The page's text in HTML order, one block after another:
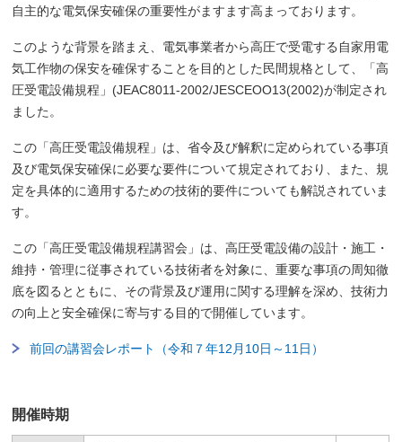
自主的な電気保安確保の重要性がますます高まっております。
このような背景を踏まえ、電気事業者から高圧で受電する自家用電
気工作物の保安を確保することを目的とした民間規格として、「高
圧受電設備規程」(JEAC8011-2002/JESCEOO13(2002)が制定され
ました。
この「高圧受電設備規程」は、省令及び解釈に定められている事項
及び電気保安確保に必要な要件について規定されており、また、規
定を具体的に適用するための技術的要件についても解説されていま
す。
この「高圧受電設備規程講習会」は、高圧受電設備の設計・施工・
維持・管理に従事されている技術者を対象に、重要な事項の周知徹
底を図るとともに、その背景及び運用に関する理解を深め、技術力
の向上と安全確保に寄与する目的で開催しています。
前回の講習会レポート（令和７年12月10日～11日）
開催時期